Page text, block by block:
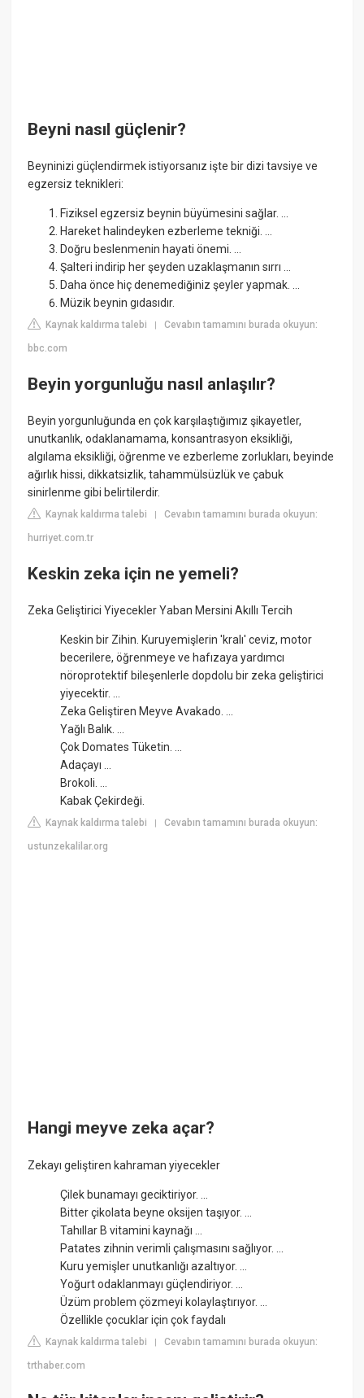
Beyni nasıl güçlenir?
Beyninizi güçlendirmek istiyorsanız işte bir dizi tavsiye ve
egzersiz teknikleri:
Fiziksel egzersiz beynin büyümesini sağlar. ...
Hareket halindeyken ezberleme tekniği. ...
Doğru beslenmenin hayati önemi. ...
Şalteri indirip her şeyden uzaklaşmanın sırrı ...
Daha önce hiç denemediğiniz şeyler yapmak. ...
Müzik beynin gıdasıdır.
Kaynak kaldırma talebi |Cevabın tamamını burada okuyun:
bbc.com
Beyin yorgunluğu nasıl anlaşılır?
Beyin yorgunluğunda en çok karşılaştığımız şikayetler,
unutkanlık, odaklanamama, konsantrasyon eksikliği,
algılama eksikliği, öğrenme ve ezberleme zorlukları, beyinde
ağırlık hissi, dikkatsizlik, tahammülsüzlük ve çabuk
sinirlenme gibi belirtilerdir.
Kaynak kaldırma talebi |Cevabın tamamını burada okuyun:
hurriyet.com.tr
Keskin zeka için ne yemeli?
Zeka Geliştirici Yiyecekler Yaban Mersini Akıllı Tercih
Keskin bir Zihin. Kuruyemişlerin 'kralı' ceviz, motor
becerilere, öğrenmeye ve hafızaya yardımcı
nöroprotektif bileşenlerle dopdolu bir zeka geliştirici
yiyecektir. ...
Zeka Geliştiren Meyve Avakado. ...
Yağlı Balık. ...
Çok Domates Tüketin. ...
Adaçayı ...
Brokoli. ...
Kabak Çekirdeği.
Kaynak kaldırma talebi |Cevabın tamamını burada okuyun:
ustunzekalilar.org
Hangi meyve zeka açar?
Zekayı geliştiren kahraman yiyecekler
Çilek bunamayı geciktiriyor. ...
Bitter çikolata beyne oksijen taşıyor. ...
Tahıllar B vitamini kaynağı ...
Patates zihnin verimli çalışmasını sağlıyor. ...
Kuru yemişler unutkanlığı azaltıyor. ...
Yoğurt odaklanmayı güçlendiriyor. ...
Üzüm problem çözmeyi kolaylaştırıyor. ...
Özellikle çocuklar için çok faydalı
Kaynak kaldırma talebi |Cevabın tamamını burada okuyun:
trthaber.com